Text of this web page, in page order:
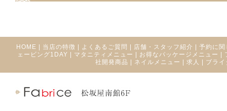
HOME 当店の特徴 よくあるご質問 店舗・スタッフ紹介
予約に関
ェービング1DAY
マタニティメニュー お得なパッケージメニュー
社開発商品
ネイルメニュー 求人 ブラ